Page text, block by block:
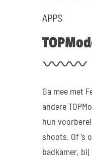
APPS
Ga mee met
andere
hun
shoots. Of ’s
badkamer,